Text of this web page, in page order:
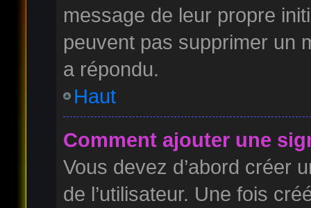
message de leur propre
peuvent pas supprimer un
a répondu.
Haut
Comment ajouter une
Vous devez d’abord créer
de l’utilisateur. Une fois